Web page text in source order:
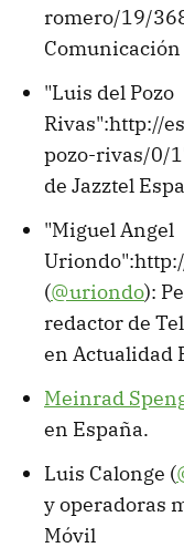
romero/19/
Comunicación
"Luis del Pozo
Rivas":http://
pozo-rivas/0/
de Jazztel
"Miguel Angel
(@uriondo):
redactor de
en Actualidad
Meinrad
en España.
Luis Calonge (
y operadoras
Móvil